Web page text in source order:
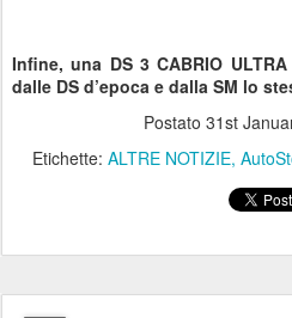
Infine, una DS 3 CABRIO
dalle DS d’epoca e dalla SM lo
Postato 31st
Etichette: ALTRE NOTIZIE